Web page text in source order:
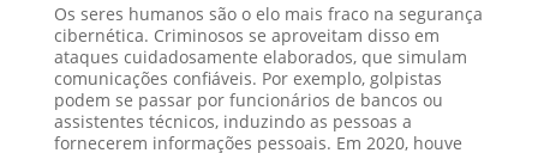
Os seres humanos são o elo mais fraco na segurança
cibernética. Criminosos se aproveitam disso em
ataques cuidadosamente elaborados, que simulam
comunicações confiáveis. Por exemplo, golpistas
podem se passar por funcionários de bancos ou
assistentes técnicos, induzindo as pessoas a
fornecerem informações pessoais. Em 2020, houve